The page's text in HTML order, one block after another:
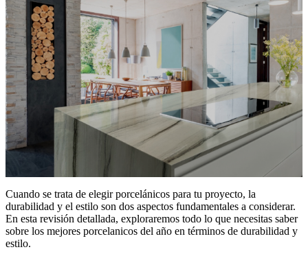
Cuando se trata de elegir porcelánicos para tu proyecto, la
durabilidad y el estilo son dos aspectos fundamentales a considerar.
En esta revisión detallada, exploraremos todo lo que necesitas saber
sobre los mejores porcelanicos del año en términos de durabilidad y
estilo.